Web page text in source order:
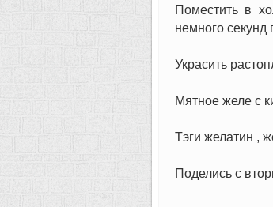
Поместить в
немного секунд
Украсить
Мятное желе с
Тэги желатин ,
Поделись с